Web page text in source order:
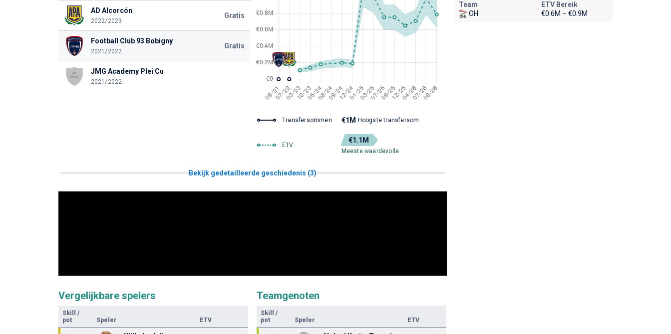
AD Alcorcón
2022/2023
Gratis
Football Club 93 Bobigny
2021/2022
Gratis
JMG Academy Plei Cu
2021/2022
Transfersommen €1M Hoogste transfersom
ETV
€1.1M
Meeste waardevolle
Bekijk gedetailleerde geschiedenis (3)
Vergelijkbare spelers
Skill
/
pot
Speler ETV
Teamgenoten
Skill
/
pot
Speler ETV
Team
OH
ETV Bereik
€0.6M – €0.9M